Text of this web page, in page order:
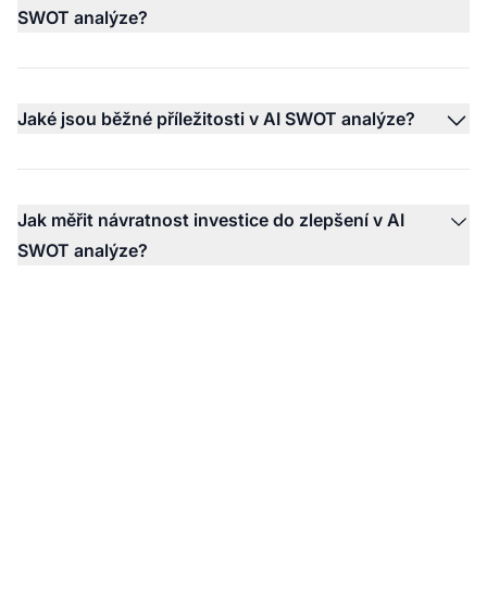
SWOT analýze?
Jaké jsou běžné příležitosti v AI SWOT analýze?
Jak měřit návratnost investice do zlepšení v AI
SWOT analýze?